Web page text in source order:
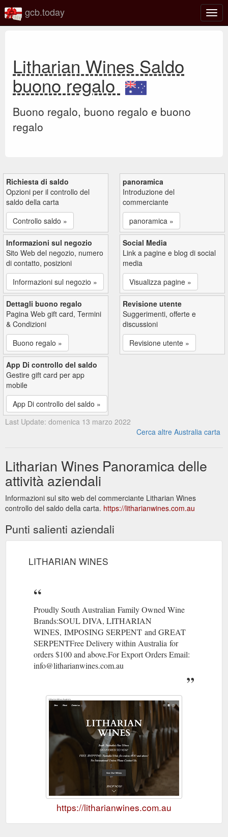
o
gcb.today
Litharian Wines Saldo
buono regalo
Buono regalo, buono regalo e buono
regalo
Richiesta di saldo
Opzioni per il controllo del
saldo della carta
Controllo saldo »
panoramica
Introduzione del
commerciante
panoramica »
Informazioni sul negozio
Sito Web del negozio, numero
di contatto, posizioni
Informazioni sul negozio »
Social Media
Link a pagine e blog di social
media
Visualizza pagine »
Dettagli buono regalo
Pagina Web gift card, Termini
& Condizioni
Buono regalo »
Revisione utente
Suggerimenti, offerte e
discussioni
Revisione utente »
App Di controllo del saldo
Gestire gift card per app
mobile
App Di controllo del saldo »
Last Update: domenica 13 marzo 2022
Cerca altre Australia carta
Litharian Wines Panoramica delle
attività aziendali
Informazioni sul sito web del commerciante Litharian Wines
controllo del saldo della carta. https://litharianwines.com.au
Punti salienti aziendali
LITHARIAN WINES
Proudly South Australian Family Owned Wine
Brands:SOUL DIVA, LITHARIAN
WINES, IMPOSING SERPENT and GREAT
SERPENTFree Delivery within Australia for
orders $100 and above.For Export Orders Email:
info@litharianwines.com.au
https://litharianwines.com.au